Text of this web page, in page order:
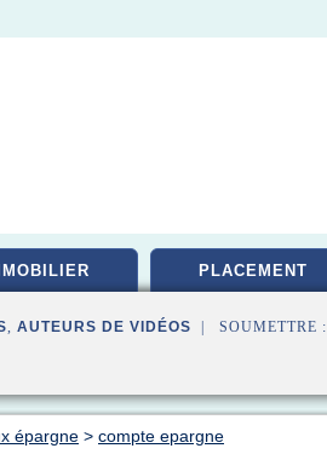
PLACEMENT
, AUTEURS DE VIDÉOS | SOUMETTRE :
épargne > compte epargne